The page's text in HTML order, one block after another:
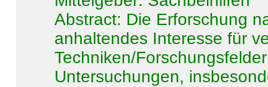
Abstract: Die Erforschung
anhaltendes Interesse für
Techniken/
Untersuchungen,